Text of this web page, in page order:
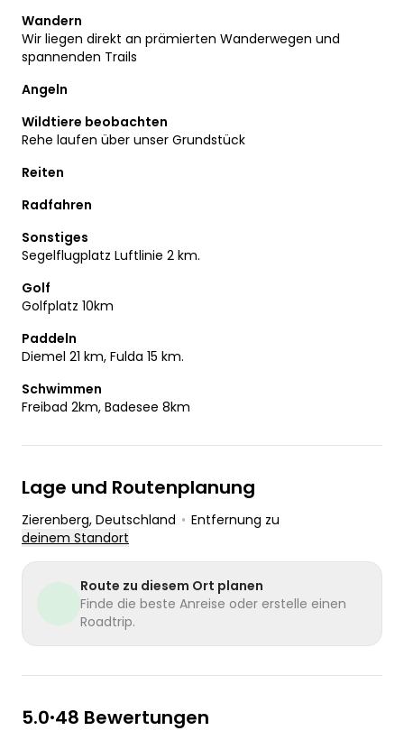
Wandern
Wir liegen direkt an prämierten Wanderwegen und
spannenden Trails
Angeln
Wildtiere beobachten
Rehe laufen über unser Grundstück
Reiten
Radfahren
Sonstiges
Segelflugplatz Luftlinie 2 km.
Golf
Golfplatz 10km
Paddeln
Diemel 21 km, Fulda 15 km.
Schwimmen
Freibad 2km, Badesee 8km
Lage und Routenplanung
Zierenberg, Deutschland • Entfernung zu
deinem Standort
Route zu diesem Ort planen
Finde die beste Anreise oder erstelle einen
Roadtrip.
5.0•48 Bewertungen